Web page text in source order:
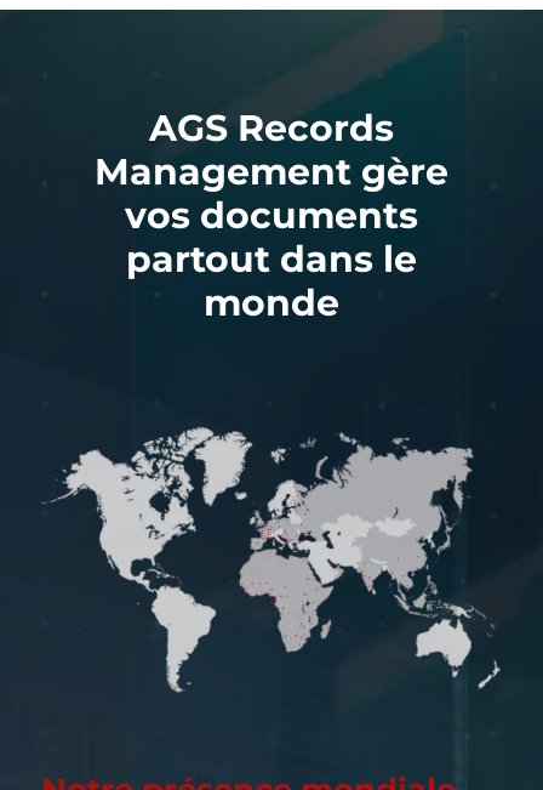
AGS Records
Management gère
vos documents
partout dans le
monde